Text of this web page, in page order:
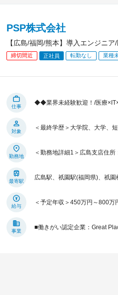
PSP株式会社
【広島/福岡/熊本】導入エンジニ
締切間近 正社員 転勤なし 業種
仕事
◆◆業界未経験歓迎！/医療
対象
＜最終学歴＞大学院、大学、
勤務地
＜勤務地詳細1＞広島支店住
最寄駅
広島駅、祇園駅(福岡県)、祇
給与
＜予定年収＞450万円～800万
事業
■働きがい認定企業：Great